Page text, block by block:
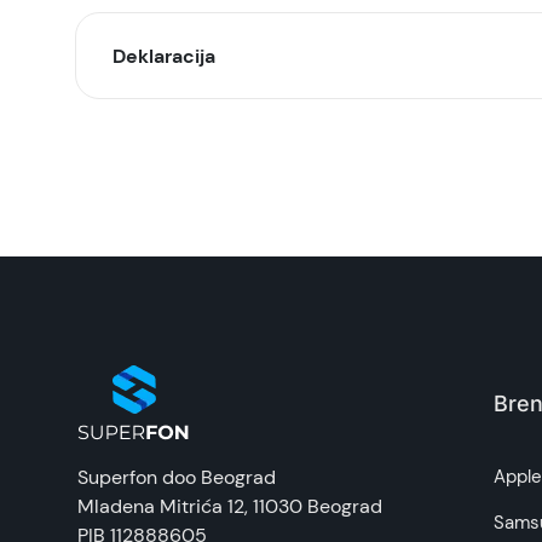
Deklaracija
Uvoznik:
Zemlja porekla:
Prava potrošača:
Napomena:
Superfon doo Beograd
Mladena Mitrića 12, 11030 Beograd
PIB 112888605
Apple